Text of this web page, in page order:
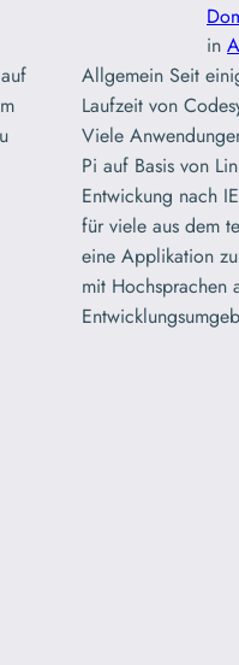
in
Allgemein Seit
Laufzeit von
Viele
Pi auf Basis von
Entwickung nach
für viele aus dem
eine Applikation
mit Hochsprachen